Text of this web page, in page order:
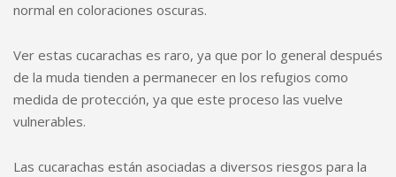
normal en coloraciones oscuras.
Ver estas cucarachas es raro, ya que por lo general después
de la muda tienden a permanecer en los refugios como
medida de protección, ya que este proceso las vuelve
vulnerables.
Las cucarachas están asociadas a diversos riesgos para la